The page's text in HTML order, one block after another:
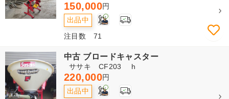
150,000円
出品中 3
注目数 71
中古 ブロードキャスター
ササキ CF203 h
220,000円
出品中 1